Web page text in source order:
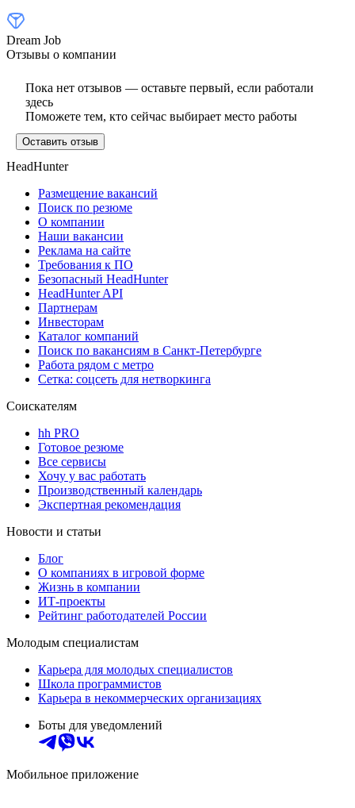
Dream Job
Отзывы о компании
Пока нет отзывов — оставьте первый, если работали
здесь
Поможете тем, кто сейчас выбирает место работы
Оставить отзыв
HeadHunter
Размещение вакансий
Поиск по резюме
О компании
Наши вакансии
Реклама на сайте
Требования к ПО
Безопасный HeadHunter
HeadHunter API
Партнерам
Инвесторам
Каталог компаний
Поиск по вакансиям в Санкт-Петербурге
Работа рядом с метро
Сетка: соцсеть для нетворкинга
Соискателям
hh PRO
Готовое резюме
Все сервисы
Хочу у вас работать
Производственный календарь
Экспертная рекомендация
Новости и статьи
Блог
О компаниях в игровой форме
Жизнь в компании
ИТ-проекты
Рейтинг работодателей России
Молодым специалистам
Карьера для молодых специалистов
Школа программистов
Карьера в некоммерческих организациях
Боты для уведомлений
Мобильное приложение